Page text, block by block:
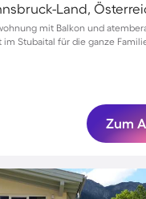
Land,
mit Balkon und
im Stubaital für die ganze
Zum